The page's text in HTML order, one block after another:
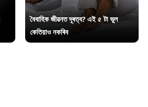
বৈবাহিক জীৱনত দূৰত্ব? এই ৫ টা ভুল
কেতিয়াও নকৰিব